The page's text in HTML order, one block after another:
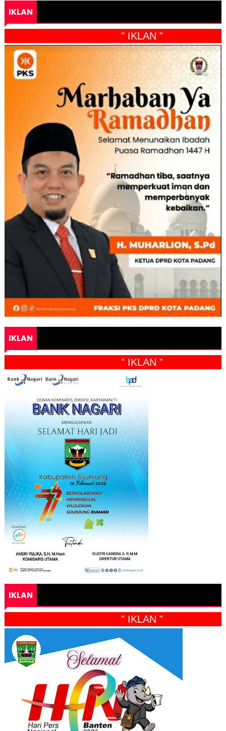
IKLAN
" IKLAN "
IKLAN
" IKLAN "
IKLAN
" IKLAN "